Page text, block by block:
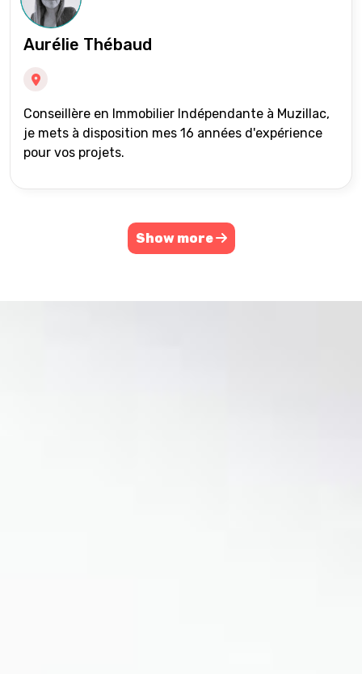
Aurélie Thébaud
Conseillère en Immobilier Indépendante à Muzillac,
je mets à disposition mes 16 années d'expérience
pour vos projets.
Show more